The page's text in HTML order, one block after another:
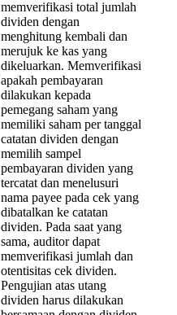
memverifikasi total jumlah
dividen dengan
menghitung kembali dan
merujuk ke kas yang
dikeluarkan. Memverifikasi
apakah pembayaran
dilakukan kepada
pemegang saham yang
memiliki saham per tanggal
catatan dividen dengan
memilih sampel
pembayaran dividen yang
tercatat dan menelusuri
nama payee pada cek yang
dibatalkan ke catatan
dividen. Pada saat yang
sama, auditor dapat
memverifikasi jumlah dan
otentisitas cek dividen.
Pengujian atas utang
dividen harus dilakukan